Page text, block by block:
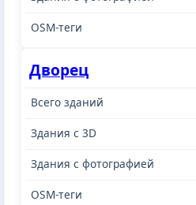
Дворец